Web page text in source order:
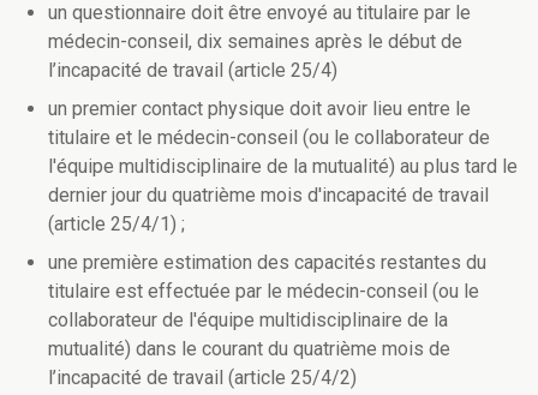
un questionnaire doit être envoyé au titulaire par le
médecin-conseil, dix semaines après le début de
l’incapacité de travail (article 25/4)
un premier contact physique doit avoir lieu entre le
titulaire et le médecin-conseil (ou le collaborateur de
l'équipe multidisciplinaire de la mutualité) au plus tard le
dernier jour du quatrième mois d'incapacité de travail
(article 25/4/1) ;
une première estimation des capacités restantes du
titulaire est effectuée par le médecin-conseil (ou le
collaborateur de l'équipe multidisciplinaire de la
mutualité) dans le courant du quatrième mois de
l’incapacité de travail (article 25/4/2)